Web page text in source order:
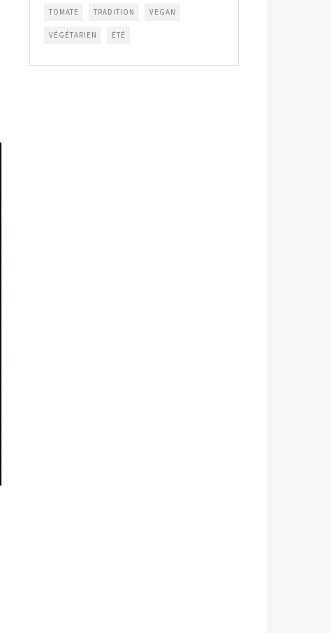
TOMATE TRADITION VEGAN
VÉGÉTARIEN ÉTÉ